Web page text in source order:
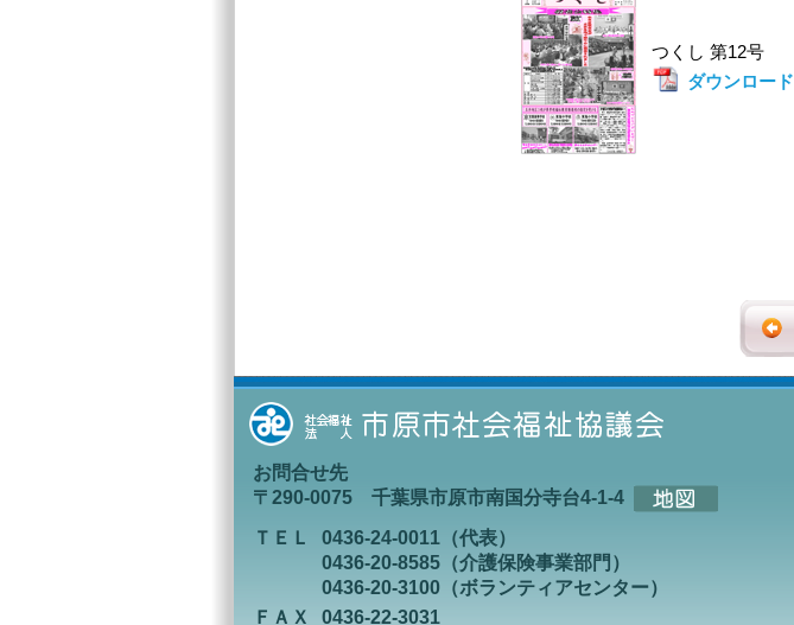
つくし 第12号
ダウンロード
お問合せ先
〒290-0075 千葉県市原市南国分寺台4-1-4
ＴＥＬ
0436-24-0011（代表）
0436-20-8585（介護保険事業部門）
0436-20-3100（ボランティアセンター）
ＦＡＸ
0436-22-3031